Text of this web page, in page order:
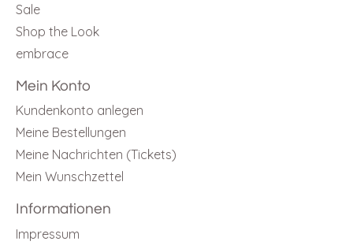
Sale
Shop the Look
embrace
Mein Konto
Kundenkonto anlegen
Meine Bestellungen
Meine Nachrichten (Tickets)
Mein Wunschzettel
Informationen
Impressum